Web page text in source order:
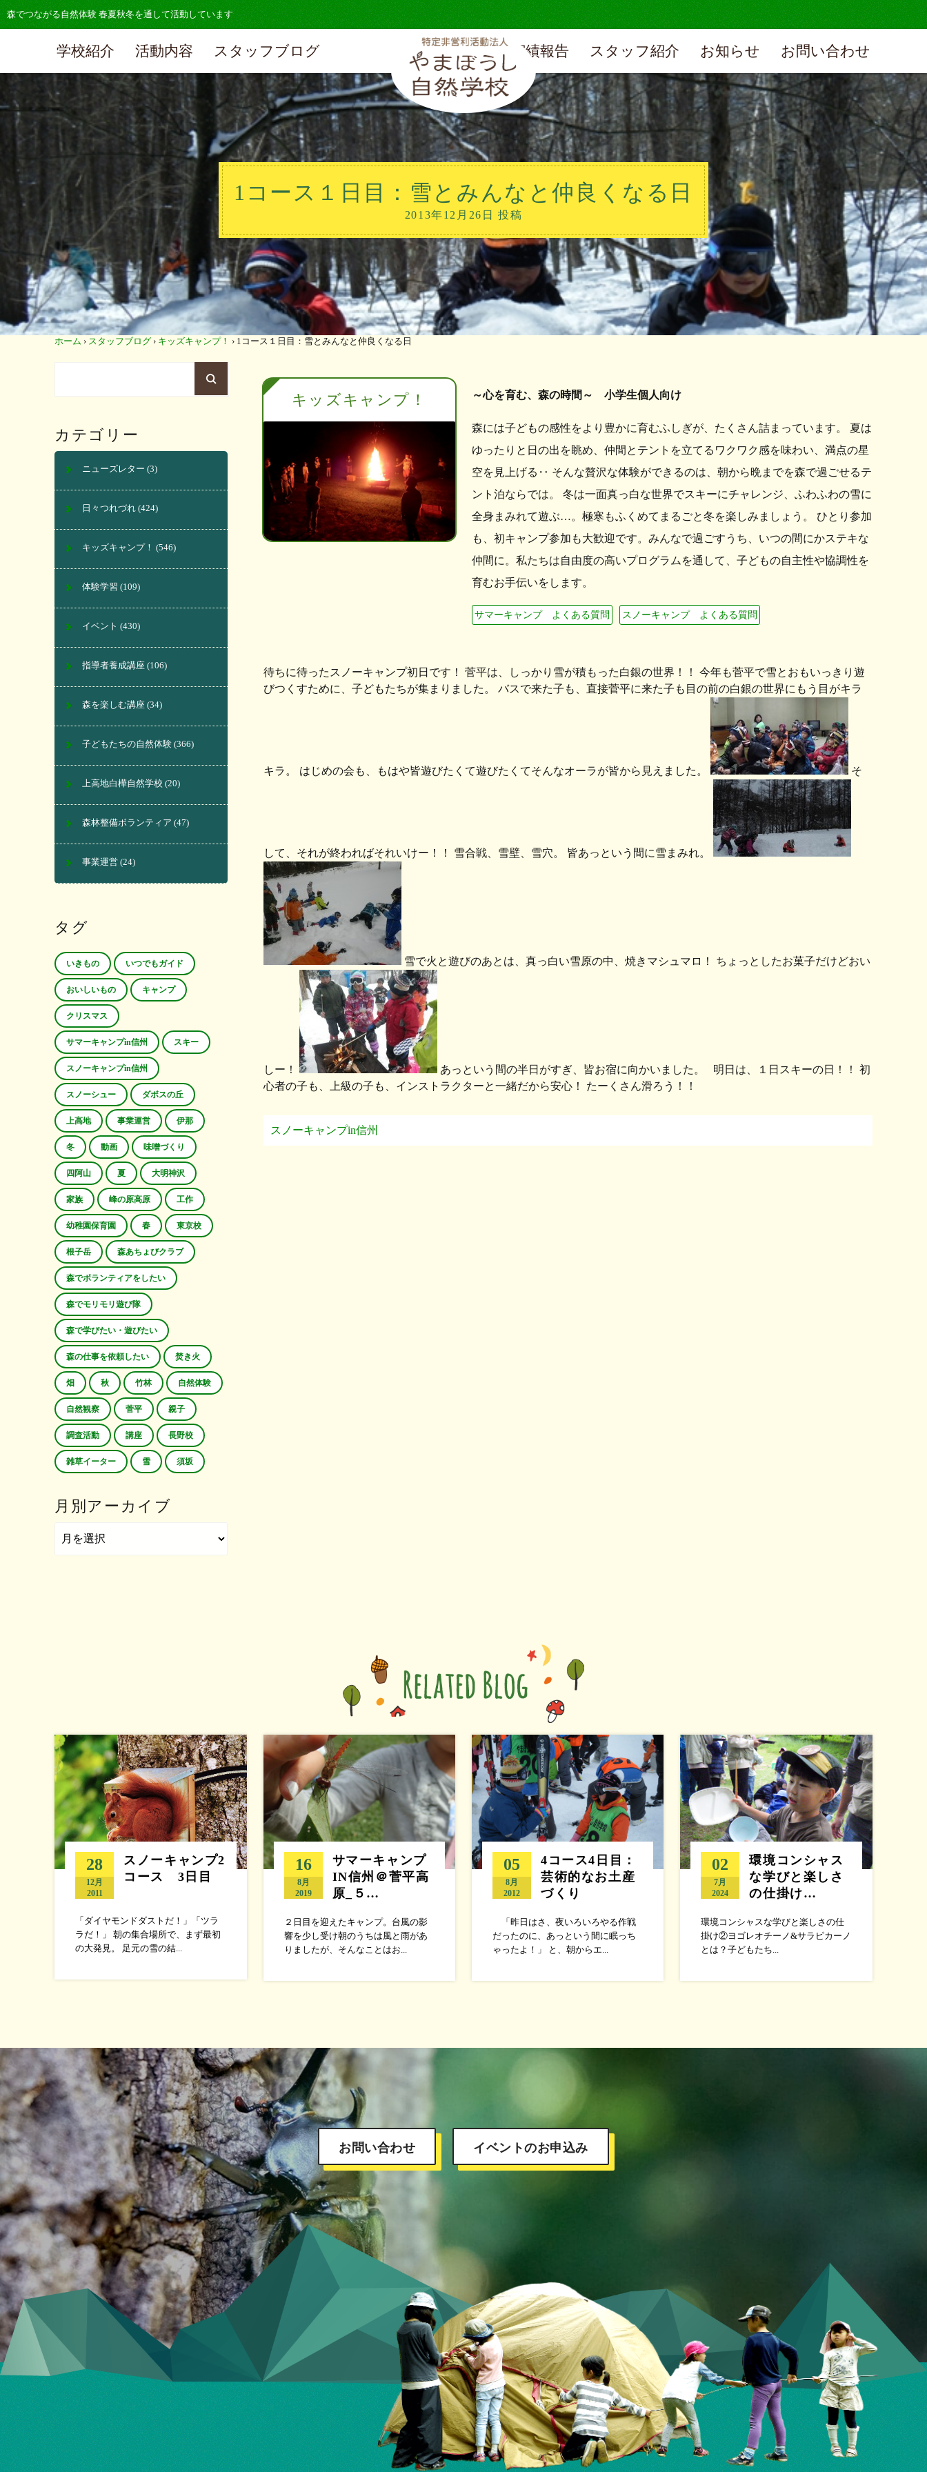
森でつながる自然体験 春夏秋冬を通して活動しています
学校紹介 活動内容 スタッフブログ 実績報告 スタッフ紹介 お知らせ お問い合わせ
1コース１日目：雪とみんなと仲良くなる日
2013年12月26日 投稿
ホーム › スタッフブログ › キッズキャンプ！ › 1コース１日目：雪とみんなと仲良くなる日
キッズキャンプ！ ～心を育む、森の時間～ 小学生個人向け
森には子どもの感性をより豊かに育むふしぎが、たくさん詰まっています。 夏は
ゆったりと日の出を眺め、仲間とテントを立てるワクワク感を味わい、満点の星
空を見上げる‥ そんな贅沢な体験ができるのは、朝から晩までを森で過ごせるテ
ント泊ならでは。 冬は一面真っ白な世界でスキーにチャレンジ、ふわふわの雪に
全身まみれて遊ぶ…。極寒もふくめてまるごと冬を楽しみましょう。 ひとり参加
も、初キャンプ参加も大歓迎です。みんなで過ごすうち、いつの間にかステキな
仲間に。私たちは自由度の高いプログラムを通して、子どもの自主性や協調性を
育むお手伝いをします。
サマーキャンプ よくある質問 スノーキャンプ よくある質問
待ちに待ったスノーキャンプ初日です！ 菅平は、しっかり雪が積もった白銀の世界！！ 今年も菅平で雪とおもいっきり遊
びつくすために、子どもたちが集まりました。 バスで来た子も、直接菅平に来た子も目の前の白銀の世界にもう目がキラ
キラ。 はじめの会も、もはや皆遊びたくて遊びたくてそんなオーラが皆から見えました。 そ
して、それが終わればそれいけー！！ 雪合戦、雪壁、雪穴。 皆あっという間に雪まみれ。
雪で火と遊びのあとは、真っ白い雪原の中、焼きマシュマロ！ ちょっとしたお菓子だけどおい
しー！
あっという間の半日がすぎ、皆お宿に向かいました。 明日は、１日スキーの日！！ 初
心者の子も、上級の子も、インストラクターと一緒だから安心！ たーくさん滑ろう！！
スノーキャンプin信州
カテゴリー
ニューズレター (3)
日々つれづれ (424)
キッズキャンプ！ (546)
体験学習 (109)
イベント (430)
指導者養成講座 (106)
森を楽しむ講座 (34)
子どもたちの自然体験 (366)
上高地白樺自然学校 (20)
森林整備ボランティア (47)
事業運営 (24)
タグ
いきもの いつでもガイド
おいしいもの キャンプ
クリスマス
サマーキャンプin信州 スキー
スノーキャンプin信州
スノーシュー ダボスの丘
上高地 事業運営 伊那
冬 動画 味噌づくり
四阿山 夏 大明神沢
家族 峰の原高原 工作
幼稚園保育園 春 東京校
根子岳 森あちょびクラブ
森でボランティアをしたい
森でモリモリ遊び隊
森で学びたい・遊びたい
森の仕事を依頼したい 焚き火
畑 秋 竹林 自然体験
自然観察 菅平 親子
調査活動 講座 長野校
雑草イーター 雪 須坂
月別アーカイブ
28
12月
2011
スノーキャンプ2
コース 3日目
「ダイヤモンドダストだ！」「ツラ
ラだ！」 朝の集合場所で、まず最初
の大発見。 足元の雪の結...
16
8月
2019
サマーキャンプ
IN信州＠菅平高
原_５…
２日目を迎えたキャンプ。台風の影
響を少し受け朝のうちは風と雨があ
りましたが、そんなことはお...
05
8月
2012
4コース4日目：
芸術的なお土産
づくり
「昨日はさ、夜いろいろやる作戦
だったのに、あっという間に眠っち
ゃったよ！」 と、朝からエ...
02
7月
2024
環境コンシャス
な学びと楽しさ
の仕掛け…
環境コンシャスな学びと楽しさの仕
掛け②ヨゴレオチーノ&サラピカーノ
とは？子どもたち...
お問い合わせ イベントのお申込み